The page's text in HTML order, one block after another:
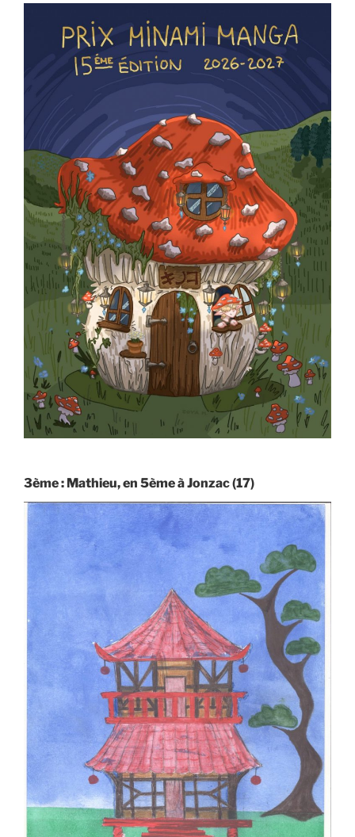
3ème : Mathieu, en 5ème à Jonzac (17)